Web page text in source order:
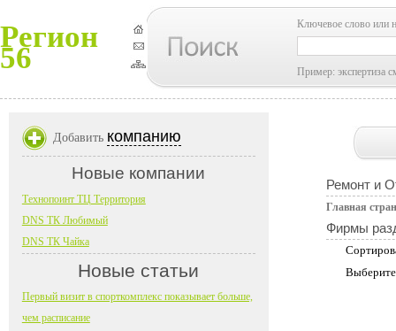
Регион
56
Ключевое слово или
Пример: экспертиза
Ремонт и
Главная
Фирмы
Добавить компанию
Новые компании
Технопоинт ТЦ Территория
DNS ТК Любимый
DNS ТК Чайка
Новые статьи
Первый визит в спорткомплекс показывает больше,
чем расписание